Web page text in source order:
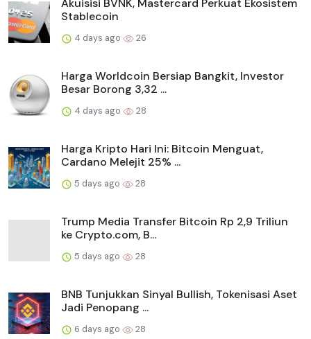
Akuisisi BVNK, Mastercard Perkuat Ekosistem
Stablecoin
4 days ago 26
Harga Worldcoin Bersiap Bangkit, Investor
Besar Borong 3,32 ...
4 days ago 28
Harga Kripto Hari Ini: Bitcoin Menguat,
Cardano Melejit 25% ...
5 days ago 28
Trump Media Transfer Bitcoin Rp 2,9 Triliun
ke Crypto.com, B...
5 days ago 28
BNB Tunjukkan Sinyal Bullish, Tokenisasi Aset
Jadi Penopang ...
6 days ago 28